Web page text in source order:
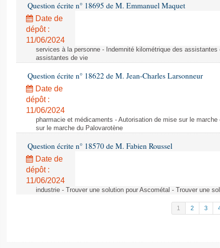
Question écrite n° 18695 de M. Emmanuel Maquet
Date de
dépôt :
11/06/2024
services à la personne - Indemnité kilométrique des
assistantes de vie
Question écrite n° 18622 de M. Jean-Charles Larsonneur
Date de
dépôt :
11/06/2024
pharmacie et médicaments - Autorisation de mise sur le
sur le marche du Palovarotène
Question écrite n° 18570 de M. Fabien Roussel
Date de
dépôt :
11/06/2024
industrie - Trouver une solution pour Ascométal - Trouver une
1 2 3